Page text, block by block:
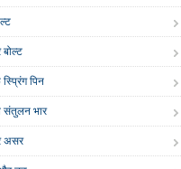
पिन
संतुलन भार
असर